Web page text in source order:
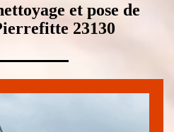
et pose de
23130